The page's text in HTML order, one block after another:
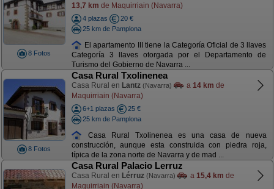
8 Fotos
13,7 km de Maquirriain (Navarra)
4 plazas
20 €
25 km de Pamplona
El apartamento III tiene la Categoría Oficial de 3 llaves
Categoría 3 llaves otorgada por el Departamento de
Turismo del Gobierno de Navarra ...
8 Fotos
Casa Rural Txolinenea
Casa Rural en Lantz (Navarra) a 14 km de
Maquirriain (Navarra)
6+1 plazas
25 €
25 km de Pamplona
Casa Rural Txolinenea es una casa de nueva
construcción, aunque esta construida con piedra roja,
típica de la zona norte de Navarra y de mad ...
Casa Rural Palacio Lerruz
Casa Rural en Lérruz (Navarra) a 15,4 km de
Maquirriain (Navarra)